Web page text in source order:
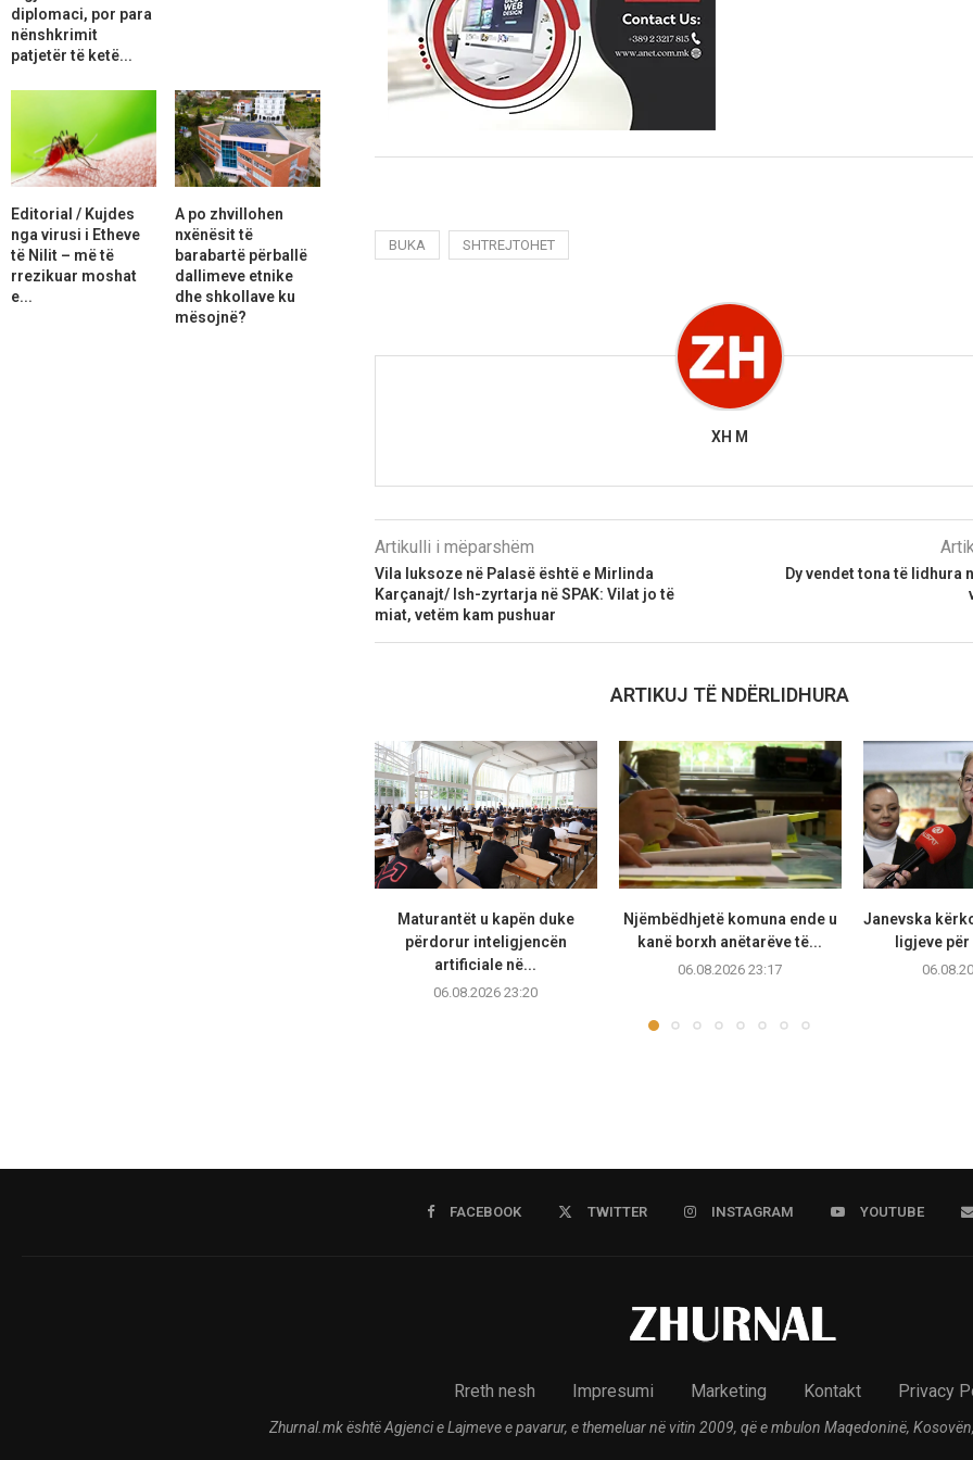
BUKA SHTREJTOHET
XH M
Artikulli i mëparshëm
Vila luksoze në Palasë është e Mirlinda
Karçanajt/ Ish-zyrtarja në SPAK: Vilat jo të
miat, vetëm kam pushuar
Dy vendet tona të lidhura
ARTIKUJ TË NDËRLIDHURA
Maturantët u kapën duke
përdorur inteligjencën
artificiale në...
06.08.2026 23:20
Njëmbëdhjetë komuna ende u
kanë borxh anëtarëve të...
06.08.2026 23:17
Janevska
ligjeve
diplomaci, por para
nënshkrimit
patjetër të ketë...
Editorial / Kujdes
nga virusi i Etheve
të Nilit – më të
rrezikuar moshat
e...
A po zhvillohen
nxënësit të
barabartë përballë
dallimeve etnike
dhe shkollave ku
mësojnë?
FACEBOOK TWITTER INSTAGRAM YOUTUBE
Rreth nesh Impresumi Marketing Kontakt Privacy
Zhurnal.mk është Agjenci e Lajmeve e pavarur, e themeluar në vitin 2009, që e mbulon Maqedoninë,